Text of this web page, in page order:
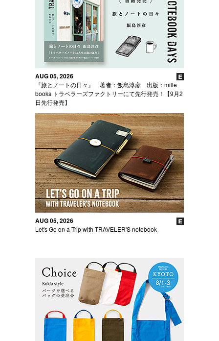
AUG 05, 2026
『旅とノートの日々』 著者：飯島淳彦 出版：mille
books トラベラーズファクトリーにて先行発売！【9月2
日先行発売】
AUG 05, 2026
Let's Go on a Trip with TRAVELER'S notebook